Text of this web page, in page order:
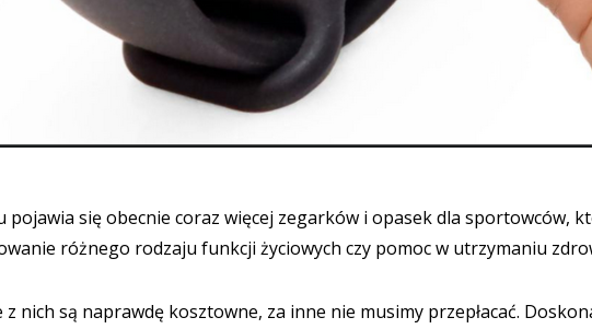
pojawia się obecnie coraz więcej zegarków i opasek dla sportowców,
różnego rodzaju funkcji życiowych czy pomoc w utrzymaniu
nich są naprawdę kosztowne, za inne nie musimy przepłacać.